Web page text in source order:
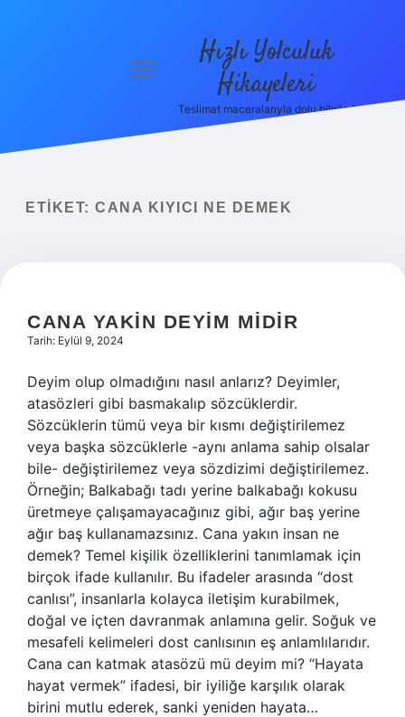
menüyü
Hızlı Yolculuk
Hikayeleri
Teslimat maceralarıyla dolu bilgiler!
ETIKET: CANA KIYICI NE DEMEK
CANA YAKIN DEYIM MIDIR
Tarih: Eylül 9, 2024
Deyim olup olmadığını nasıl anlarız? Deyimler,
atasözleri gibi basmakalıp sözcüklerdir.
Sözcüklerin tümü veya bir kısmı değiştirilemez
veya başka sözcüklerle -aynı anlama sahip olsalar
bile- değiştirilemez veya sözdizimi değiştirilemez.
Örneğin; Balkabağı tadı yerine balkabağı kokusu
üretmeye çalışamayacağınız gibi, ağır baş yerine
ağır baş kullanamazsınız. Cana yakın insan ne
demek? Temel kişilik özelliklerini tanımlamak için
birçok ifade kullanılır. Bu ifadeler arasında “dost
canlısı”, insanlarla kolayca iletişim kurabilmek,
doğal ve içten davranmak anlamına gelir. Soğuk ve
mesafeli kelimeleri dost canlısının eş anlamlılarıdır.
Cana can katmak atasözü mü deyim mi? “Hayata
hayat vermek” ifadesi, bir iyiliğe karşılık olarak
birini mutlu ederek, sanki yeniden hayata…